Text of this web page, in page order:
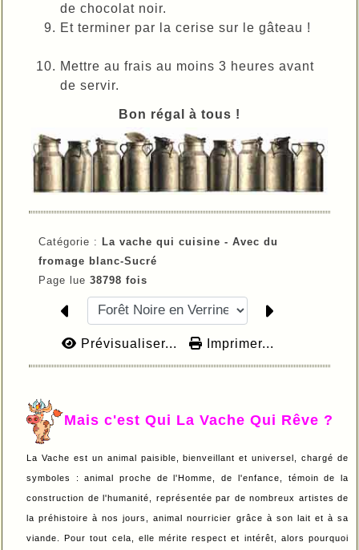
de chocolat noir.
Et terminer par la cerise sur le gâteau !
Mettre au frais au moins 3 heures avant
de servir.
Bon régal à tous !
Catégorie : La vache qui cuisine - Avec du
fromage blanc-Sucré
Page lue 38798 fois
Prévisualiser... Imprimer...
Mais c'est Qui La Vache Qui Rêve ?
La Vache est un animal paisible, bienveillant et universel, chargé de
symboles : animal proche de l'Homme, de l'enfance, témoin de la
construction de l'humanité, représentée par de nombreux artistes de
la préhistoire à nos jours, animal nourricier grâce à son lait et à sa
viande. Pour tout cela, elle mérite respect et intérêt, alors pourquoi